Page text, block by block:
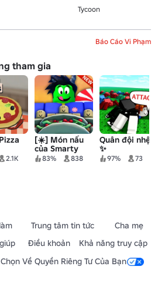
Tycoon
Báo Cáo Vi Phạm
tham gia
2.1K
[☀️] Món nấu
của Smarty
83% 838
Quân đội nhện!
✨
97% 73
Trung tâm tin tức
Cha mẹ
Điều khoản
Khả năng truy cập
Về Quyền Riêng Tư Của Bạn